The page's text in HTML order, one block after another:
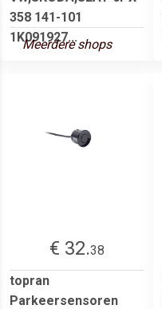
358 141-101
1K091927...
Meerdere shops
€ 32.38
topran
Parkeersensoren